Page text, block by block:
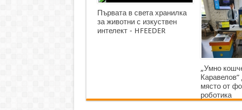
Първата в света хранилка
за животни с изкуствен
интелект - HFEEDER
„Умно
място от
роботика